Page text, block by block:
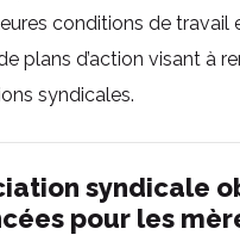
conditions de travail
plans d’action visant à
syndicales.
syndicale
pour les